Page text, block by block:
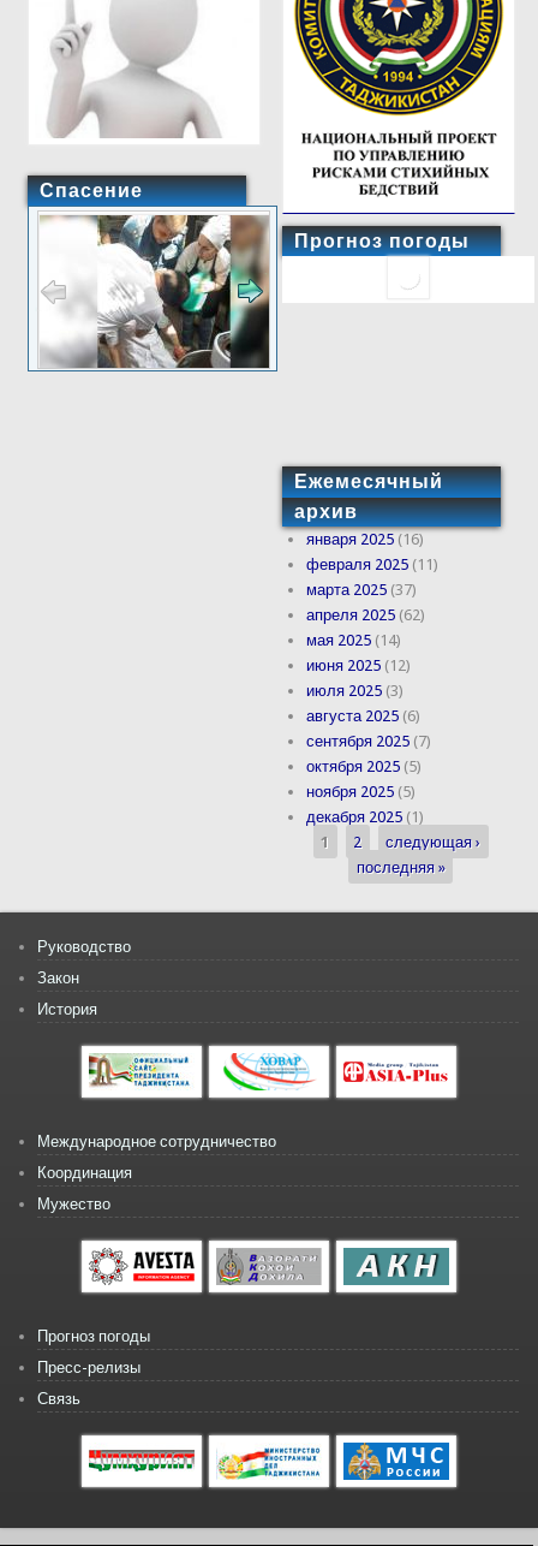
Спасение
Прогноз погоды
Ежемесячный
архив
января 2025 (16)
февраля 2025 (11)
марта 2025 (37)
апреля 2025 (62)
мая 2025 (14)
июня 2025 (12)
июля 2025 (3)
августа 2025 (6)
сентября 2025 (7)
октября 2025 (5)
ноября 2025 (5)
декабря 2025 (1)
Страницы
1 2
следующая ›
последняя »
Руководство
Закон
История
Международное сотрудничество
Координация
Мужество
Прогноз погоды
Пресс-релизы
Связь